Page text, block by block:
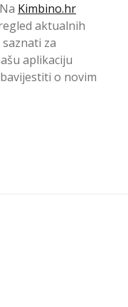
Kimbino.hr
aktualnih
za
aplikaciju
o novim